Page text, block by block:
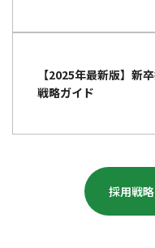
【2025年最新版】新
戦略ガイド
採用戦